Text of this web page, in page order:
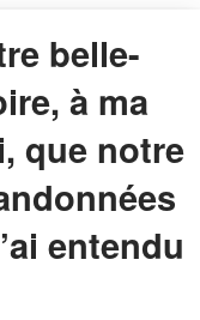
belle-
à ma
que notre
entendu